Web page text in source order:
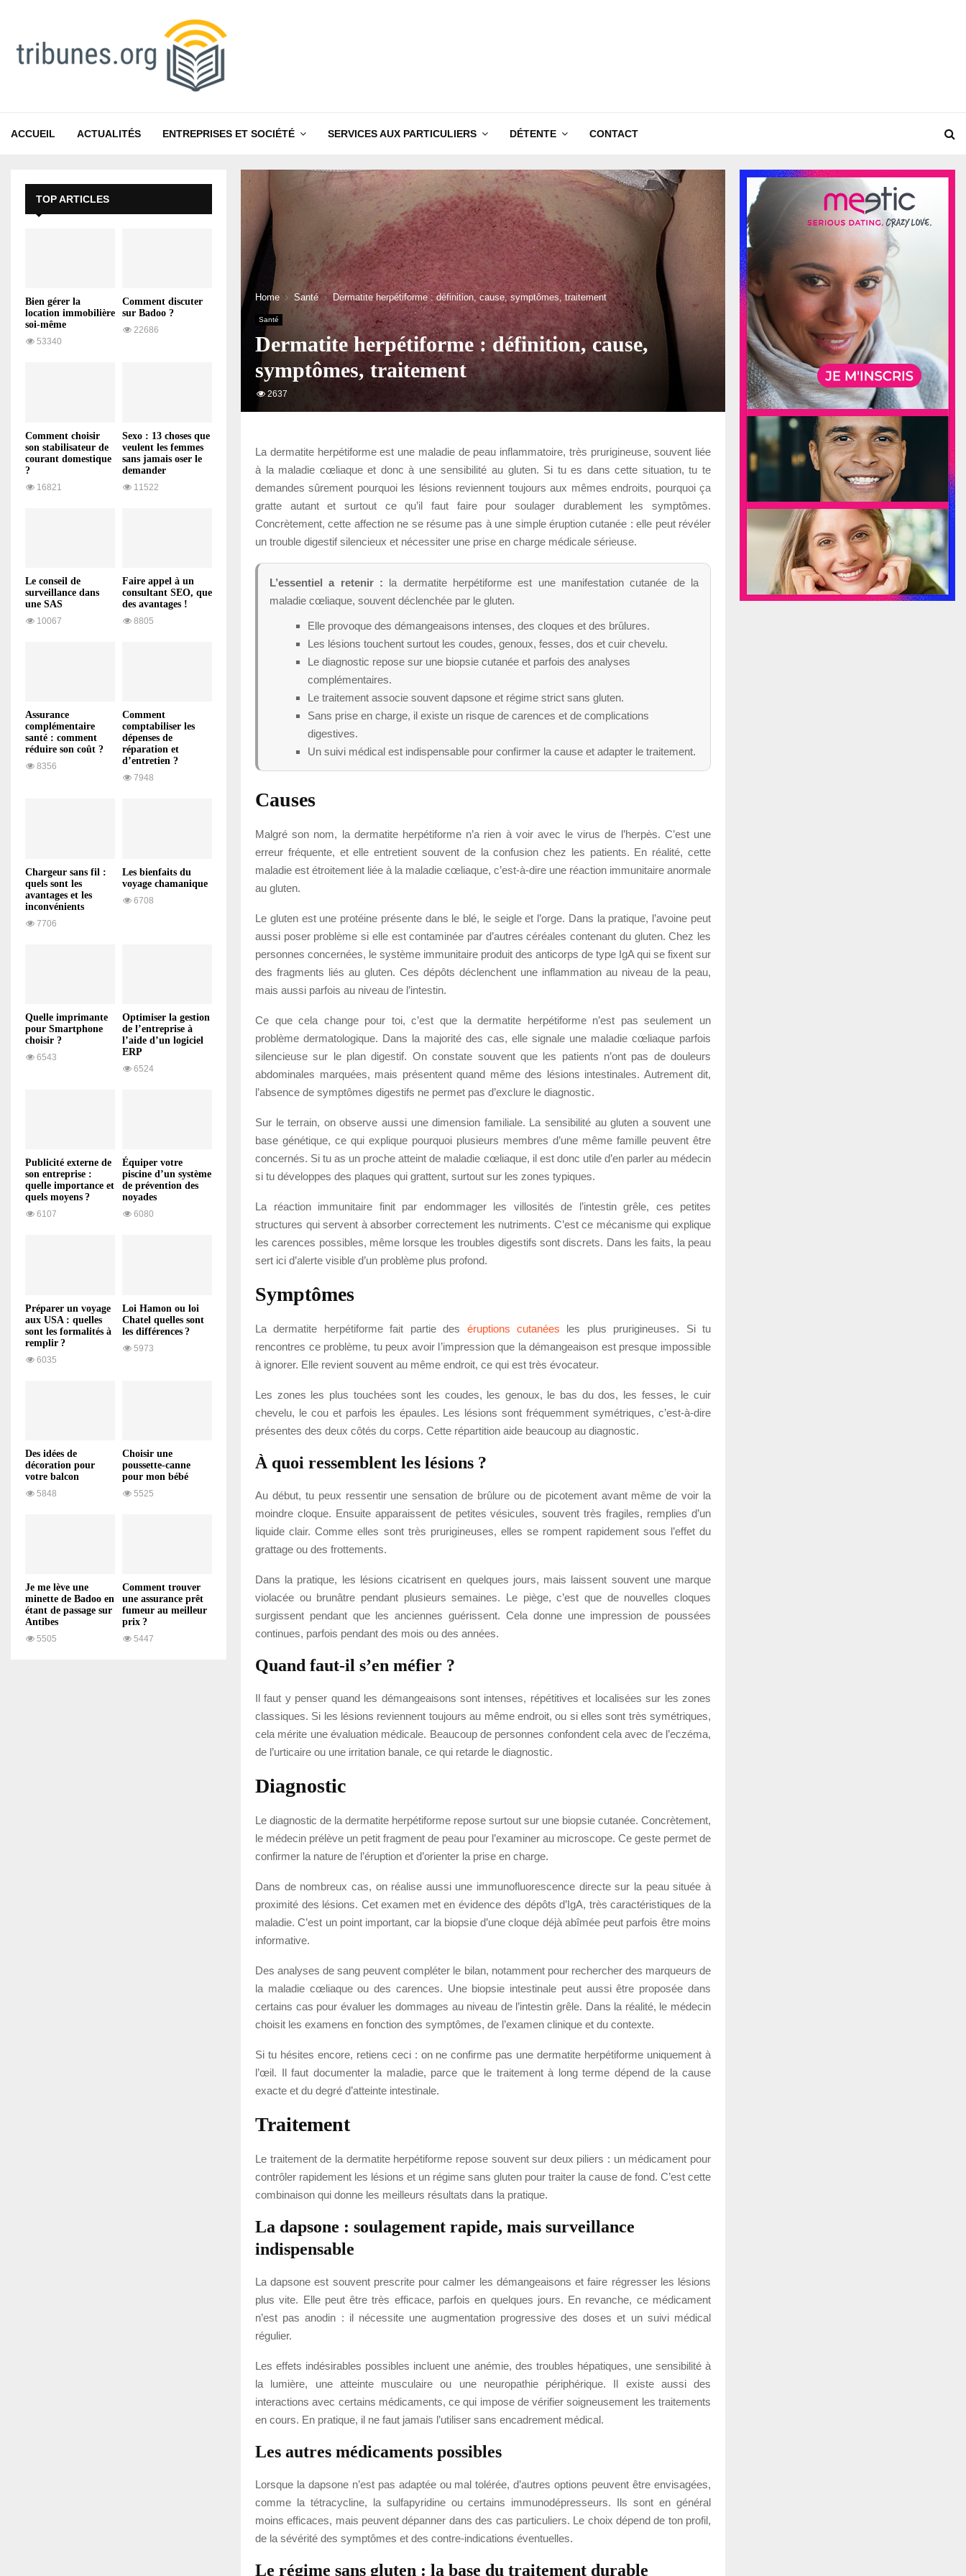
ACCUEIL ACTUALITÉS ENTREPRISES ET SOCIÉTÉ SERVICES AUX PARTICULIERS DÉTENTE CONTACT
Home Santé Dermatite herpétiforme : définition, cause, symptômes, traitement
Santé
Dermatite herpétiforme : définition, cause,
symptômes, traitement
2637
La dermatite herpétiforme est une maladie de peau inflammatoire, très prurigineuse, souvent liée
à la maladie cœliaque et donc à une sensibilité au gluten. Si tu es dans cette situation, tu te
demandes sûrement pourquoi les lésions reviennent toujours aux mêmes endroits, pourquoi ça
gratte autant et surtout ce qu’il faut faire pour soulager durablement les symptômes.
Concrètement, cette affection ne se résume pas à une simple éruption cutanée : elle peut révéler
un trouble digestif silencieux et nécessiter une prise en charge médicale sérieuse.
L’essentiel a retenir : la dermatite herpétiforme est une manifestation cutanée de la
maladie cœliaque, souvent déclenchée par le gluten.
Elle provoque des démangeaisons intenses, des cloques et des brûlures.
Les lésions touchent surtout les coudes, genoux, fesses, dos et cuir chevelu.
Le diagnostic repose sur une biopsie cutanée et parfois des analyses
complémentaires.
Le traitement associe souvent dapsone et régime strict sans gluten.
Sans prise en charge, il existe un risque de carences et de complications
digestives.
Un suivi médical est indispensable pour confirmer la cause et adapter le traitement.
Causes
Malgré son nom, la dermatite herpétiforme n’a rien à voir avec le virus de l’herpès. C’est une
erreur fréquente, et elle entretient souvent de la confusion chez les patients. En réalité, cette
maladie est étroitement liée à la maladie cœliaque, c’est-à-dire une réaction immunitaire anormale
au gluten.
Le gluten est une protéine présente dans le blé, le seigle et l’orge. Dans la pratique, l’avoine peut
aussi poser problème si elle est contaminée par d’autres céréales contenant du gluten. Chez les
personnes concernées, le système immunitaire produit des anticorps de type IgA qui se fixent sur
des fragments liés au gluten. Ces dépôts déclenchent une inflammation au niveau de la peau,
mais aussi parfois au niveau de l’intestin.
Ce que cela change pour toi, c’est que la dermatite herpétiforme n’est pas seulement un
problème dermatologique. Dans la majorité des cas, elle signale une maladie cœliaque parfois
silencieuse sur le plan digestif. On constate souvent que les patients n’ont pas de douleurs
abdominales marquées, mais présentent quand même des lésions intestinales. Autrement dit,
l’absence de symptômes digestifs ne permet pas d’exclure le diagnostic.
Sur le terrain, on observe aussi une dimension familiale. La sensibilité au gluten a souvent une
base génétique, ce qui explique pourquoi plusieurs membres d’une même famille peuvent être
concernés. Si tu as un proche atteint de maladie cœliaque, il est donc utile d’en parler au médecin
si tu développes des plaques qui grattent, surtout sur les zones typiques.
La réaction immunitaire finit par endommager les villosités de l’intestin grêle, ces petites
structures qui servent à absorber correctement les nutriments. C’est ce mécanisme qui explique
les carences possibles, même lorsque les troubles digestifs sont discrets. Dans les faits, la peau
sert ici d’alerte visible d’un problème plus profond.
Symptômes
La dermatite herpétiforme fait partie des éruptions cutanées les plus prurigineuses. Si tu
rencontres ce problème, tu peux avoir l’impression que la démangeaison est presque impossible
à ignorer. Elle revient souvent au même endroit, ce qui est très évocateur.
Les zones les plus touchées sont les coudes, les genoux, le bas du dos, les fesses, le cuir
chevelu, le cou et parfois les épaules. Les lésions sont fréquemment symétriques, c’est-à-dire
présentes des deux côtés du corps. Cette répartition aide beaucoup au diagnostic.
À quoi ressemblent les lésions ?
Au début, tu peux ressentir une sensation de brûlure ou de picotement avant même de voir la
moindre cloque. Ensuite apparaissent de petites vésicules, souvent très fragiles, remplies d’un
liquide clair. Comme elles sont très prurigineuses, elles se rompent rapidement sous l’effet du
grattage ou des frottements.
Dans la pratique, les lésions cicatrisent en quelques jours, mais laissent souvent une marque
violacée ou brunâtre pendant plusieurs semaines. Le piège, c’est que de nouvelles cloques
surgissent pendant que les anciennes guérissent. Cela donne une impression de poussées
continues, parfois pendant des mois ou des années.
Quand faut-il s’en méfier ?
Il faut y penser quand les démangeaisons sont intenses, répétitives et localisées sur les zones
classiques. Si les lésions reviennent toujours au même endroit, ou si elles sont très symétriques,
cela mérite une évaluation médicale. Beaucoup de personnes confondent cela avec de l’eczéma,
de l’urticaire ou une irritation banale, ce qui retarde le diagnostic.
Diagnostic
Le diagnostic de la dermatite herpétiforme repose surtout sur une biopsie cutanée. Concrètement,
le médecin prélève un petit fragment de peau pour l’examiner au microscope. Ce geste permet de
confirmer la nature de l’éruption et d’orienter la prise en charge.
Dans de nombreux cas, on réalise aussi une immunofluorescence directe sur la peau située à
proximité des lésions. Cet examen met en évidence des dépôts d’IgA, très caractéristiques de la
maladie. C’est un point important, car la biopsie d’une cloque déjà abîmée peut parfois être moins
informative.
Des analyses de sang peuvent compléter le bilan, notamment pour rechercher des marqueurs de
la maladie cœliaque ou des carences. Une biopsie intestinale peut aussi être proposée dans
certains cas pour évaluer les dommages au niveau de l’intestin grêle. Dans la réalité, le médecin
choisit les examens en fonction des symptômes, de l’examen clinique et du contexte.
Si tu hésites encore, retiens ceci : on ne confirme pas une dermatite herpétiforme uniquement à
l’œil. Il faut documenter la maladie, parce que le traitement à long terme dépend de la cause
exacte et du degré d’atteinte intestinale.
Traitement
Le traitement de la dermatite herpétiforme repose souvent sur deux piliers : un médicament pour
contrôler rapidement les lésions et un régime sans gluten pour traiter la cause de fond. C’est cette
combinaison qui donne les meilleurs résultats dans la pratique.
La dapsone : soulagement rapide, mais surveillance
indispensable
La dapsone est souvent prescrite pour calmer les démangeaisons et faire régresser les lésions
plus vite. Elle peut être très efficace, parfois en quelques jours. En revanche, ce médicament
n’est pas anodin : il nécessite une augmentation progressive des doses et un suivi médical
régulier.
Les effets indésirables possibles incluent une anémie, des troubles hépatiques, une sensibilité à
la lumière, une atteinte musculaire ou une neuropathie périphérique. Il existe aussi des
interactions avec certains médicaments, ce qui impose de vérifier soigneusement les traitements
en cours. En pratique, il ne faut jamais l’utiliser sans encadrement médical.
Les autres médicaments possibles
Lorsque la dapsone n’est pas adaptée ou mal tolérée, d’autres options peuvent être envisagées,
comme la tétracycline, la sulfapyridine ou certains immunodépresseurs. Ils sont en général
moins efficaces, mais peuvent dépanner dans des cas particuliers. Le choix dépend de ton profil,
de la sévérité des symptômes et des contre-indications éventuelles.
Le régime sans gluten : la base du traitement durable
TOP ARTICLES
Bien gérer la
location immobilière
soi-même
53340
Comment discuter
sur Badoo ?
22686
Comment choisir
son stabilisateur de
courant domestique
?
16821
Sexo : 13 choses que
veulent les femmes
sans jamais oser le
demander
11522
Le conseil de
surveillance dans
une SAS
10067
Faire appel à un
consultant SEO, que
des avantages !
8805
Assurance
complémentaire
santé : comment
réduire son coût ?
8356
Comment
comptabiliser les
dépenses de
réparation et
d’entretien ?
7948
Chargeur sans fil :
quels sont les
avantages et les
inconvénients
7706
Les bienfaits du
voyage chamanique
6708
Quelle imprimante
pour Smartphone
choisir ?
6543
Optimiser la gestion
de l’entreprise à
l’aide d’un logiciel
ERP
6524
Publicité externe de
son entreprise :
quelle importance et
quels moyens ?
6107
Équiper votre
piscine d’un système
de prévention des
noyades
6080
Préparer un voyage
aux USA : quelles
sont les formalités à
remplir ?
6035
Loi Hamon ou loi
Chatel quelles sont
les différences ?
5973
Des idées de
décoration pour
votre balcon
5848
Choisir une
poussette-canne
pour mon bébé
5525
Je me lève une
minette de Badoo en
étant de passage sur
Antibes
5505
Comment trouver
une assurance prêt
fumeur au meilleur
prix ?
5447